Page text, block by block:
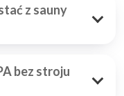
z sauny
bez stroju